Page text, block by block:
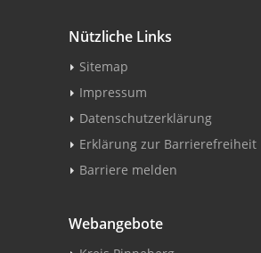
Nützliche Links
Sitemap
Impressum
Datenschutzerklärung
Erklärung zur Barrierefreiheit
Barriere melden
Webangebote